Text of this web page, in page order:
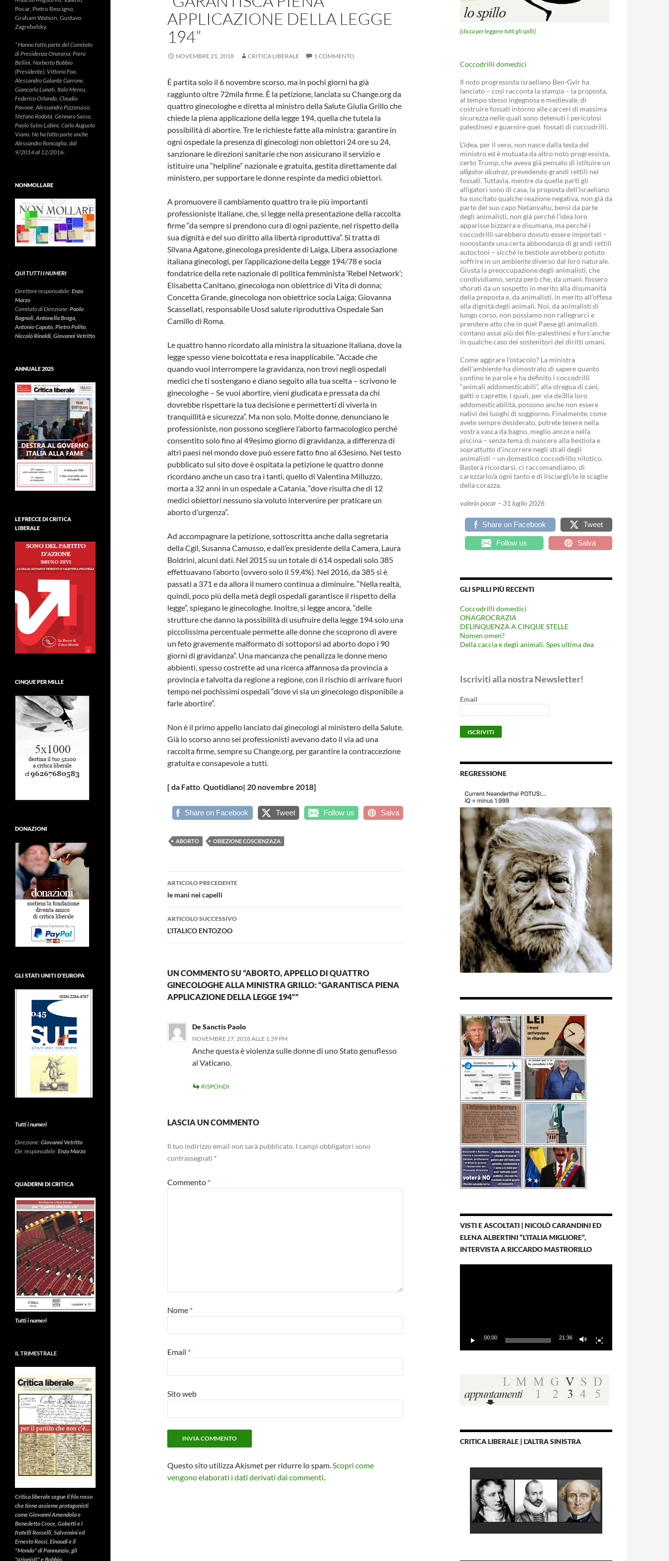
APPLICAZIONE DELLA LEGGE
194”
NOVEMBRE 21, 2018 CRITICA LIBERALE 1 COMMENTO
È partita solo il 6 novembre scorso, ma in pochi giorni ha già
raggiunto oltre 72mila firme. È la petizione, lanciata su Change.org da
quattro ginecologhe e diretta al ministro della Salute Giulia Grillo che
chiede la piena applicazione della legge 194, quella che tutela la
possibilità di abortire. Tre le richieste fatte alla ministra: garantire in
ogni ospedale la presenza di ginecologi non obiettori 24 ore su 24,
sanzionare le direzioni sanitarie che non assicurano il servizio e
istituire una “helpline” nazionale e gratuita, gestita direttamente dal
ministero, per supportare le donne respinte da medici obiettori.
A promuovere il cambiamento quattro tra le più importanti
professioniste italiane, che, si legge nella presentazione della raccolta
firme “da sempre si prendono cura di ogni paziente, nel rispetto della
sua dignità e del suo diritto alla libertà riproduttiva”. Si tratta di
Silvana Agatone, ginecologa presidente di Laiga, Libera associazione
italiana ginecologi, per l’applicazione della Legge 194/78 e socia
fondatrice della rete nazionale di politica femminista ‘Rebel Network’;
Elisabetta Canitano, ginecologa non obiettrice di Vita di donna;
Concetta Grande, ginecologa non obiettrice socia Laiga; Giovanna
Scassellati, responsabile Uosd salute riproduttiva Ospedale San
Camillo di Roma.
Le quattro hanno ricordato alla ministra la situazione italiana, dove la
legge spesso viene boicottata e resa inapplicabile. “Accade che
quando vuoi interrompere la gravidanza, non trovi negli ospedali
medici che ti sostengano e diano seguito alla tua scelta – scrivono le
ginecologhe – Se vuoi abortire, vieni giudicata e pressata da chi
dovrebbe rispettare la tua decisione e permetterti di viverla in
tranquillità e sicurezza”. Ma non solo. Molte donne, denunciano le
professioniste, non possono scegliere l’aborto farmacologico perché
consentito solo fino al 49esimo giorno di gravidanza, a differenza di
altri paesi nel mondo dove può essere fatto fino al 63esimo. Nel testo
pubblicato sul sito dove è ospitata la petizione le quattro donne
ricordano anche un caso tra i tanti, quello di Valentina Milluzzo,
morta a 32 anni in un ospedale a Catania, “dove risulta che di 12
medici obiettori nessuno sia voluto intervenire per praticare un
aborto d’urgenza”.
Ad accompagnare la petizione, sottoscritta anche dalla segretaria
della Cgil, Susanna Camusso, e dall’ex presidente della Camera, Laura
Boldrini, alcuni dati. Nel 2015 su un totale di 614 ospedali solo 385
effettuavano l’aborto (ovvero solo il 59,4%). Nel 2016, da 385 si è
passati a 371 e da allora il numero continua a diminuire. “Nella realtà,
quindi, poco più della metà degli ospedali garantisce il rispetto della
legge”, spiegano le ginecologhe. Inoltre, si legge ancora, “delle
strutture che danno la possibilità di usufruire della legge 194 solo una
piccolissima percentuale permette alle donne che scoprono di avere
un feto gravemente malformato di sottoporsi ad aborto dopo i 90
giorni di gravidanza”. Una mancanza che penalizza le donne meno
abbienti, spesso costrette ad una ricerca affannosa da provincia a
provincia e talvolta da regione a regione, con il rischio di arrivare fuori
tempo nei pochissimi ospedali “dove vi sia un ginecologo disponibile a
farle abortire”.
Non è il primo appello lanciato dai ginecologi al ministero della Salute.
Già lo scorso anno sei professionisti avevano dato il via ad una
raccolta firme, sempre su Change.org, per garantire la contraccezione
gratuita e consapevole a tutti.
[ da Fatto Quotidiano| 20 novembre 2018]
Share on Facebook Tweet Follow us Salva
ABORTO OBIEZIONE COSCIENZAZA
Navigazione
articolo
ARTICOLO PRECEDENTE
le mani nei capelli
ARTICOLO SUCCESSIVO
L’ITALICO ENTOZOO
UN COMMENTO SU “ABORTO, APPELLO DI QUATTRO
GINECOLOGHE ALLA MINISTRA GRILLO: “GARANTISCA PIENA
APPLICAZIONE DELLA LEGGE 194””
De Sanctis Paolo
NOVEMBRE 27, 2018 ALLE 1:39 PM
Anche questa è violenza sulle donne di uno Stato genuflesso
al Vaticano.
RISPONDI
LASCIA UN COMMENTO
Il tuo indirizzo email non sarà pubblicato. I campi obbligatori sono
contrassegnati *
Commento *
Nome *
Email *
Sito web
Questo sito utilizza Akismet per ridurre lo spam.Scopri come
vengono elaborati i dati derivati dai commenti.
[clicca per leggere tutti gli spilli]
Coccodrilli domestici
Il noto progressista israeliano Ben-Gvir ha
lanciato – così racconta la stampa – la proposta,
al tempo stesso ingegnosa e medievale, di
costruire fossati intorno alle carceri di massima
sicurezza nelle quali sono detenuti i pericolosi
palestinesi e guarnire quei fossati di coccodrilli.
L’idea, per il vero, non nasce dalla testa del
ministro ed è mutuata da altro noto progressista,
certo Trump, che aveva già pensato di istituire un
alligator alcatraz, prevedendo grandi rettili nei
fossati. Tuttavia, mentre da quelle parti gli
alligatori sono di casa, la proposta dell’israeliano
ha suscitato qualche reazione negativa, non già da
parte del suo capo Netanyahu, bensì da parte
degli animalisti, non già perché l’idea loro
apparisse bizzarra e disumana, ma perché i
coccodrilli sarebbero dovuto essere importati –
nonostante una certa abbondanza di grandi rettili
autoctoni – sicché le bestiole avrebbero potuto
soffrire in un ambiente diverso dal loro naturale.
Giusta la preoccupazione degli animalisti, che
condividiamo, senza però che, da umani, fossero
sfiorati da un sospetto in merito alla disumanità
della proposta e, da animalisti, in merito all’offesa
alla dignità degli animali. Noi, da animalisti di
lungo corso, non possiamo non rallegrarci e
prendere atto che in quel Paese gli animalisti
contano assai più dei filo-palestinesi e fors’anche
in qualche caso dei sostenitori dei diritti umani.
Come aggirare l’ostacolo? La ministra
dell’ambiente ha dimostrato di sapere quanto
contino le parole e ha definito i coccodrilli
“animali addomesticabili”, alla stregua di cani,
gatti o caprette, i quali, per via de3lla loro
addomesticabilità, possono anche non essere
nativi dei luoghi di soggiorno. Finalmente, come
avete sempre desiderato, potrete tenere nella
vostra vasca da bagno, meglio ancora nella
piscina – senza tema di nuocere alla bestiola e
soprattutto d’incorrere negli strali degli
animalisti – un domestico coccodrillo nilotico.
Basterà ricordarsi, ci raccomandiamo, di
carezzarlo/a ogni tanto e di lisciargli/le le scaglie
della corazza.
valerio pocar – 31 luglio 2026
Share on Facebook Tweet
Follow us Salva
GLI SPILLI PIÙ RECENTI
Coccodrilli domestici
ONAGROCRAZIA
DELINQUENZA A CINQUE STELLE
Nomen omen?
Della caccia e degli animali. Spes ultima dea
Iscriviti alla nostra Newsletter!
Email
REGRESSIONE
VISTI E ASCOLTATI | NICOLÒ CARANDINI ED
ELENA ALBERTINI “L’ITALIA MIGLIORE”,
INTERVISTA A RICCARDO MASTRORILLO
00:00 21:36
CRITICA LIBERALE | L'ALTRA SINISTRA
Pocar, Pietro Rescigno,
Graham Watson, Gustavo
Zagrebelsky.
* Hanno fatto parte del Comitato
di Presidenza Onoraria: Piero
Bellini, Norberto Bobbio
(Presidente), Vittorio Foa,
Alessandro Galante Garrone,
Giancarlo Lunati, Italo Mereu,
Federico Orlando, Claudio
Pavone, Alessandro Pizzorusso,
Stefano Rodotà, Gennaro Sasso,
Paolo Sylos Labini, Carlo Augusto
Viano. Ne ha fatto parte anche
Alessandro Roncaglia, dal
9/2014 al 12/2016.
NONMOLLARE
QUI TUTTI I NUMERI
Direttore responsabile:Enzo
Marzo
Comitato di Direzione:Paolo
Bagnoli, Antonella Braga,
Antonio Caputo, Pietro Polito,
Niccolò Rinaldi, Giovanni Vetritto
ANNUALE 2025
LE FRECCE DI CRITICA
LIBERALE
CINQUE PER MILLE
DONAZIONI
GLI STATI UNITI D’EUROPA
Tutti i numeri
Direzione:Giovanni Vetritto
Dir. responsabile:Enzo Marzo
QUADERNI DI CRITICA
Tutti i numeri
IL TRIMESTRALE
Critica liberalesegue il filo rosso
che tiene assieme protagonisti
come Giovanni Amendola e
Benedetto Croce, Gobetti e i
fratelli Rosselli, Salvemini ed
Ernesto Rossi, Einaudi e il
"Mondo" di Pannunzio, gli
"azionisti" e Bobbio.